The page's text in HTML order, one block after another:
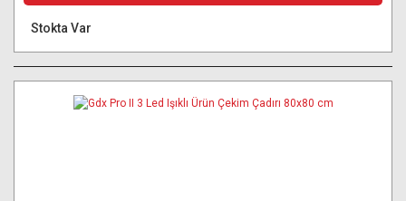
Stokta Var